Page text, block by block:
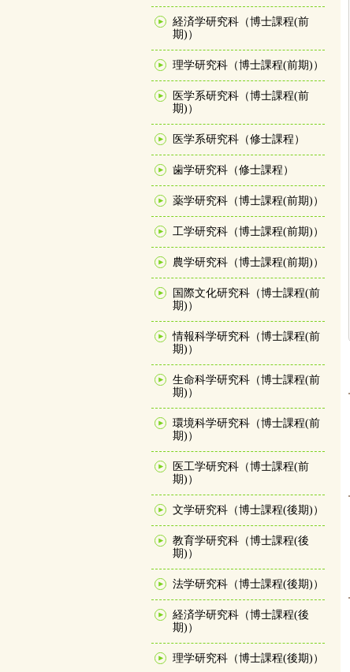
経済学研究科（博士課程(前
期)）
理学研究科（博士課程(前期)）
医学系研究科（博士課程(前
期)）
医学系研究科（修士課程）
歯学研究科（修士課程）
薬学研究科（博士課程(前期)）
工学研究科（博士課程(前期)）
農学研究科（博士課程(前期)）
国際文化研究科（博士課程(前
期)）
情報科学研究科（博士課程(前
期)）
生命科学研究科（博士課程(前
期)）
環境科学研究科（博士課程(前
期)）
医工学研究科（博士課程(前
期)）
文学研究科（博士課程(後期)）
教育学研究科（博士課程(後
期)）
法学研究科（博士課程(後期)）
経済学研究科（博士課程(後
期)）
理学研究科（博士課程(後期)）